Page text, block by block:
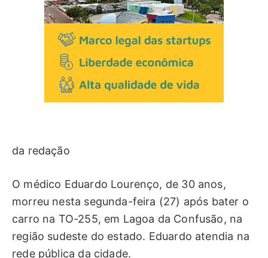
da redação
O médico Eduardo Lourenço, de 30 anos,
morreu nesta segunda-feira (27) após bater o
carro na TO-255, em Lagoa da Confusão, na
região sudeste do estado. Eduardo atendia na
rede pública da cidade.